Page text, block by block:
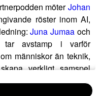
möterJohan
röster inom AI,
Juna Jumaa och
tar avstamp i varför
människor än teknik,
verkligt samspel